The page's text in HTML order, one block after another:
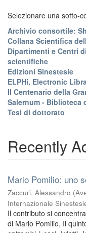
Selezionare una sotto-
Archivio consortile:
Collana Scientifica
Dipartimenti e Centri
scientifiche
Edizioni Sinestesie
ELPHi, Electronic
Il Centenario della
Salernum - Biblioteca
Tesi di dottorato
Recently
Mario Pomilio: uno
Zaccuri, Alessandro (
Internazionale
Il contributo si
di Mario Pomilio, Il